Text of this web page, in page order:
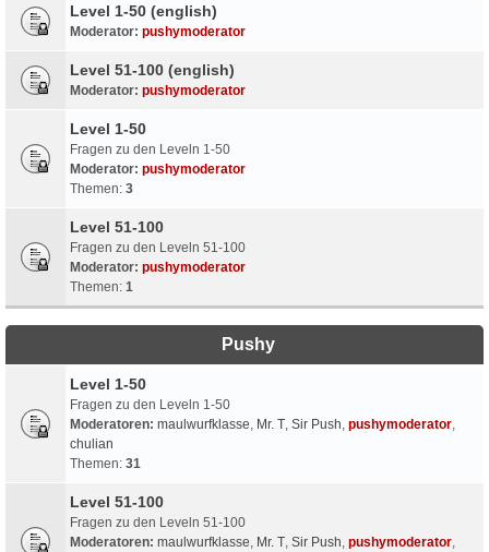
Level 1-50 (english)
Moderator: pushymoderator
Level 51-100 (english)
Moderator: pushymoderator
Level 1-50
Fragen zu den Leveln 1-50
Moderator: pushymoderator
Themen: 3
Level 51-100
Fragen zu den Leveln 51-100
Moderator: pushymoderator
Themen: 1
Pushy
Level 1-50
Fragen zu den Leveln 1-50
Moderatoren: maulwurfklasse, Mr. T, Sir Push, pushymoderator,
chulian
Themen: 31
Level 51-100
Fragen zu den Leveln 51-100
Moderatoren: maulwurfklasse, Mr. T, Sir Push, pushymoderator,